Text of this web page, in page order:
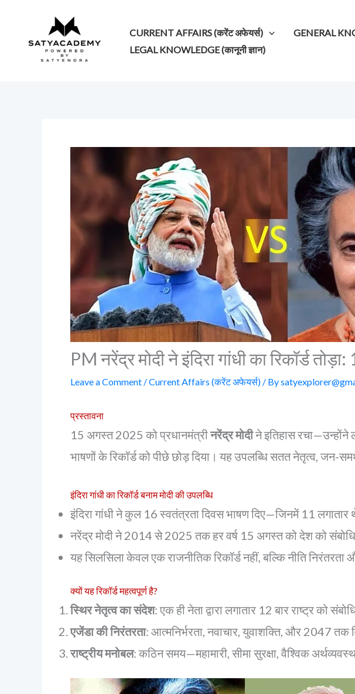
content
CURRENT AFFAIRS (करेंट अफेयर्स) GENERAL
LEGAL KNOWLEDGE (कानूनी ज्ञान)
PM नरेंद्र मोदी ने इंदिरा गांधी का रिकॉर्ड
Leave a Comment /Current Affairs (करेंट अफेयर्स) / By
प्रस्तावना
15 अगस्त 2025 को प्रधानमंत्रीनरेंद्र मोदीने इतिहास
भाषणों के रिकॉर्ड को पीछे छोड़ दिया। यह उपलब्धि सतत नेतृत्व, जन-
इंदिरा गांधी का रिकॉर्ड बनाम मोदी की उपलब्धि
इंदिरा गांधी ने कुल 16 स्वतंत्रता दिवस भाषण दिए—जिनमें 11 लगातार
नरेंद्र मोदी ने 2014 से 2025 तक हर वर्ष 15 अगस्त को देश को
यह सिलसिला केवल एक राजनीतिक रिकॉर्ड नहीं, बल्कि नीति
क्यों यह रिकॉर्ड महत्वपूर्ण है?
स्थिर नेतृत्व का संदेश: एक ही नेता द्वारा लगातार 12 बार राष्ट्र को
एजेंडा की निरंतरता: आत्मनिर्भरता, नवाचार, युवाशक्ति, और 2047
राष्ट्रीय मनोबल: कठिन समय—महामारी, सीमा सुरक्षा, वैश्विक